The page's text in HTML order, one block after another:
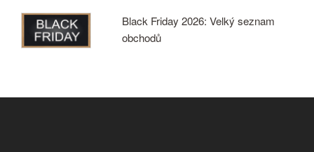
Black Friday 2026: Velký seznam
obchodů